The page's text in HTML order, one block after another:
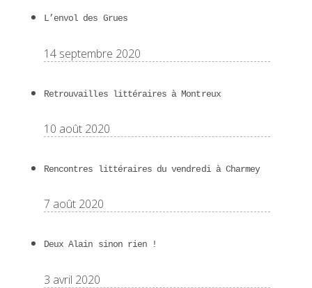
L’envol des Grues
14 septembre 2020
Retrouvailles littéraires à Montreux
10 août 2020
Rencontres littéraires du vendredi à Charmey
7 août 2020
Deux Alain sinon rien !
3 avril 2020